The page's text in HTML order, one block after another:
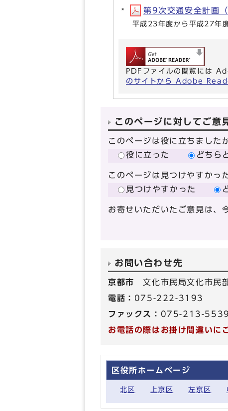
第9次交通安全計画
平成23年度から平成27年
PDFファイルの閲覧には
のサイトから Adobe
このページに対してご意
このページは役に立ちました
役に立った
どちら
このページは見つけやすかっ
見つけやすかった
お寄せいただいたご意見は、
お問い合わせ先
京都市文化市民局文化市民
電話： 075-222-3193
ファックス： 075-213-5539
お電話の際はお掛け間違いに
区役所ホームページ
北区 上京区 左京区